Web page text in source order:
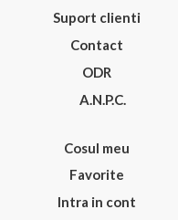
Suport clienti
Contact
ODR
A.N.P.C.
Cosul meu
Favorite
Intra in cont